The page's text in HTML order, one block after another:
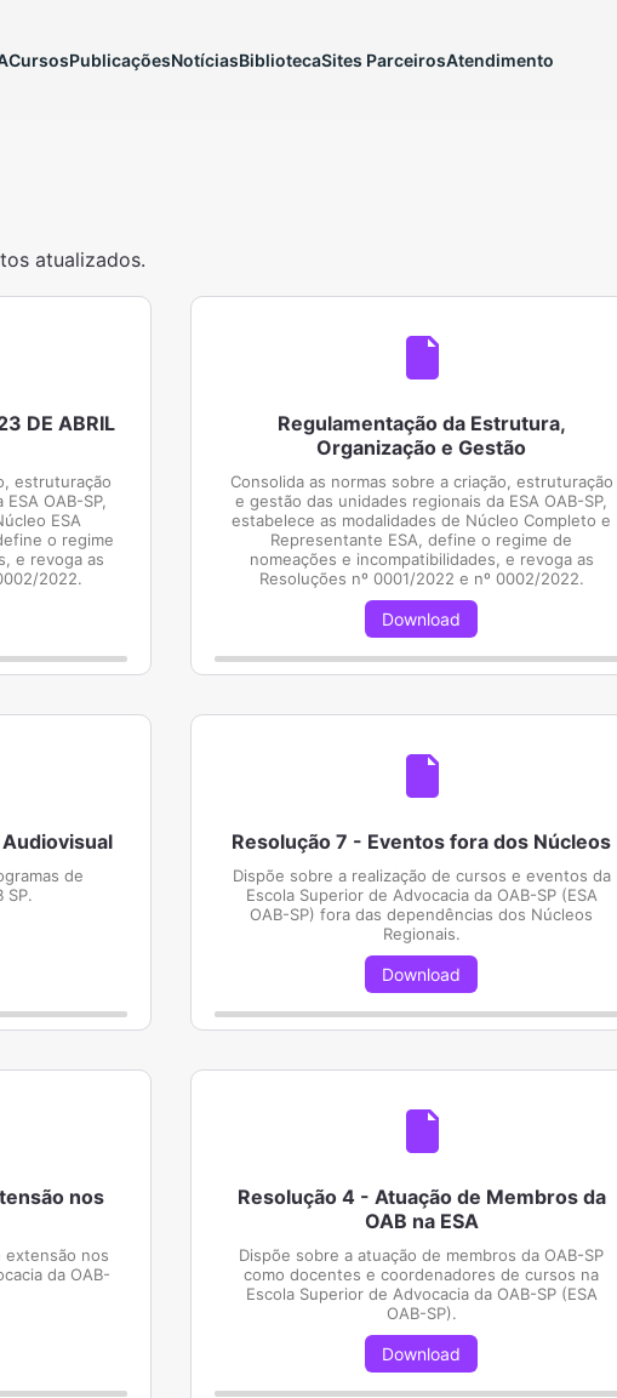
CursosPublicaçõesNotíciasBibliotecaSites ParceirosAtendimento
atualizados.
DE ABRIL
estruturação
OAB-SP,
ESA
o regime
e revoga as
2022.
Regulamentação da Estrutura,
Organização e Gestão
Consolida as normas sobre a criação, estruturação
e gestão das unidades regionais da ESA OAB-SP,
estabelece as modalidades de Núcleo Completo e
Representante ESA, define o regime de
nomeações e incompatibilidades, e revoga as
Resoluções nº 0001/2022 e nº 0002/2022.
Download
de
SP.
Resolução 7 - Eventos fora dos Núcleos
Dispõe sobre a realização de cursos e eventos da
Escola Superior de Advocacia da OAB-SP (ESA
OAB-SP) fora das dependências dos Núcleos
Regionais.
Download
nos
extensão nos
da OAB-
Resolução 4 - Atuação de Membros da
OAB na ESA
Dispõe sobre a atuação de membros da OAB-SP
como docentes e coordenadores de cursos na
Escola Superior de Advocacia da OAB-SP (ESA
OAB-SP).
Download